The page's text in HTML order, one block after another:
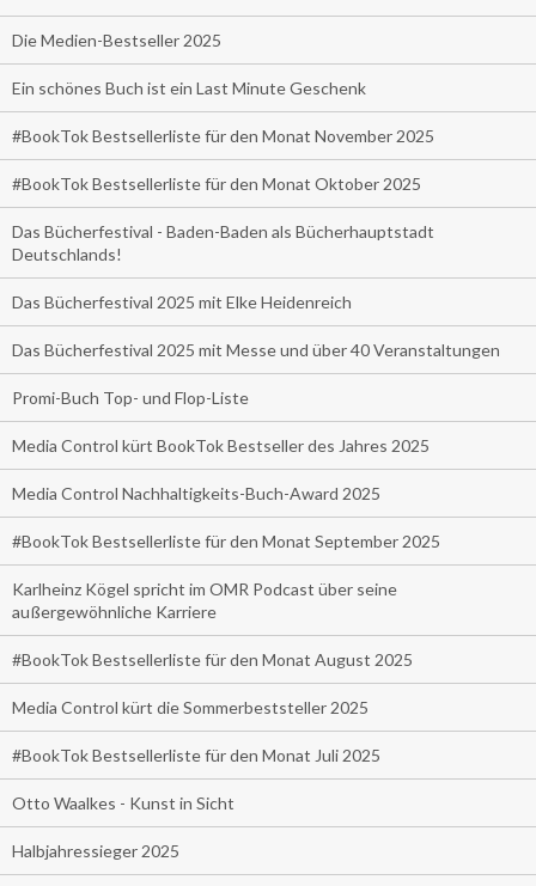
Die Medien-Bestseller 2025
Ein schönes Buch ist ein Last Minute Geschenk
#BookTok Bestsellerliste für den Monat November 2025
#BookTok Bestsellerliste für den Monat Oktober 2025
Das Bücherfestival - Baden-Baden als Bücherhauptstadt
Deutschlands!
Das Bücherfestival 2025 mit Elke Heidenreich
Das Bücherfestival 2025 mit Messe und über 40 Veranstaltungen
Promi-Buch Top- und Flop-Liste
Media Control kürt BookTok Bestseller des Jahres 2025
Media Control Nachhaltigkeits-Buch-Award 2025
#BookTok Bestsellerliste für den Monat September 2025
Karlheinz Kögel spricht im OMR Podcast über seine
außergewöhnliche Karriere
#BookTok Bestsellerliste für den Monat August 2025
Media Control kürt die Sommerbeststeller 2025
#BookTok Bestsellerliste für den Monat Juli 2025
Otto Waalkes - Kunst in Sicht
Halbjahressieger 2025